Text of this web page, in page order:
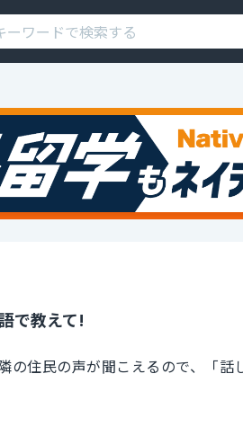
で教えて!
の住民の声が聞こえるので、「